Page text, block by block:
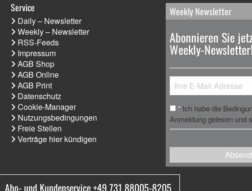
Service
Daily – Newsletter
Weekly – Newsletter
RSS-Feeds
Impressum
AGB Shop
AGB Online
AGB Print
Datenschutz
Cookie-Manager
Nutzungsbedingungen
Freie Stellen
Verträge hier kündigen
Weekly Newsletter
Abonnieren Sie
Weekly-Newsletter!
* Ich habe die
Anmeldung gelesen und
Abo- und Kundenservice +49 731 88005-8205